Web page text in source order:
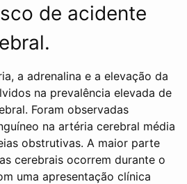
de acidente
a adrenalina e a elevação da
na prevalência elevada de
Foram observadas
na artéria cerebral média
obstrutivas. A maior parte
cerebrais ocorrem durante o
uma apresentação clínica